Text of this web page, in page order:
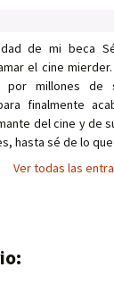
de mi beca
el cine
por millones
finalmente
del cine y de
hasta sé de lo
Ver todas las
entradas